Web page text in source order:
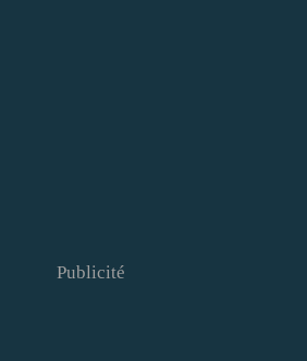
Publicité